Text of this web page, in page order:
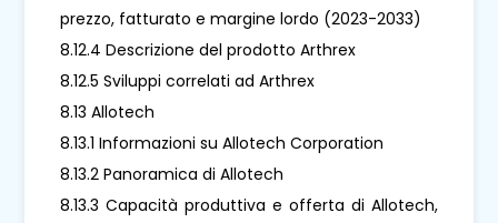
prezzo, fatturato e margine lordo (2023-2033)
8.12.4 Descrizione del prodotto Arthrex
8.12.5 Sviluppi correlati ad Arthrex
8.13 Allotech
8.13.1 Informazioni su Allotech Corporation
8.13.2 Panoramica di Allotech
8.13.3 Capacità produttiva e offerta di Allotech,